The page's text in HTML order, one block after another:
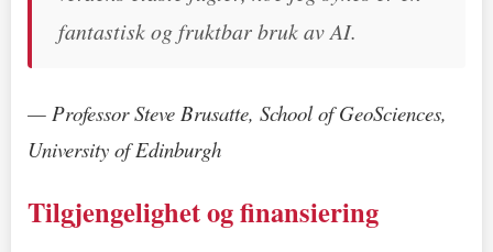
fantastisk og fruktbar bruk av AI.
— Professor Steve Brusatte, School of GeoSciences,
University of Edinburgh
Tilgjengelighet og finansiering